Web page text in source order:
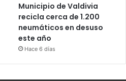
Municipio de Valdivia
recicla cerca de 1.200
neumáticos en desuso
este año
Hace 6 días